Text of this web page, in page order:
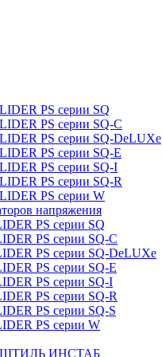
PS серии SQ
PS серии SQ-C
PS серии SQ-DeLUXe
PS серии SQ-E
PS серии SQ-I
PS серии SQ-R
PS серии W
напряжения
PS серии SQ
PS серии SQ-C
PS серии SQ-DeLUXe
PS серии SQ-E
PS серии SQ-I
PS серии SQ-R
PS серии SQ-S
PS серии W
ШТИЛЬ ИНСТАБ